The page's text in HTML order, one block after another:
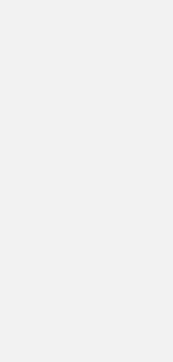
(High
режиме
Scheduler -